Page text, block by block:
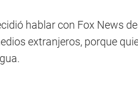
hablar con Fox News
extranjeros, porque